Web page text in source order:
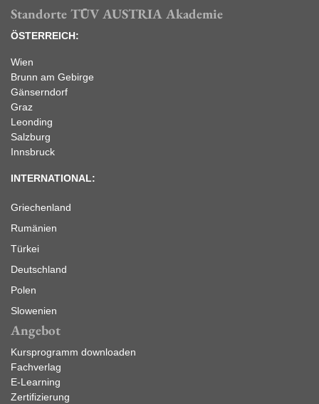
Standorte TÜV AUSTRIA Akademie
ÖSTERREICH:
Wien
Brunn am Gebirge
Gänserndorf
Graz
Leonding
Salzburg
Innsbruck
INTERNATIONAL:
Griechenland
Rumänien
Türkei
Deutschland
Polen
Slowenien
Angebot
Kursprogramm downloaden
Fachverlag
E-Learning
Zertifizierung